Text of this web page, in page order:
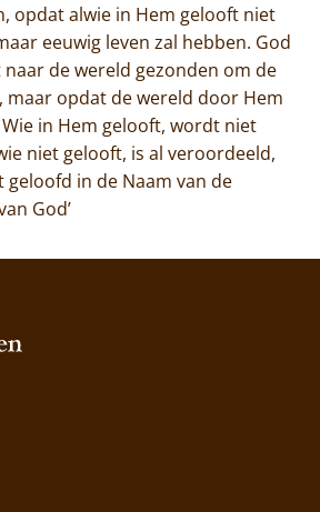
opdat alwie in Hem gelooft niet
eeuwig leven zal hebben. God
de wereld gezonden om de
opdat de wereld door Hem
in Hem gelooft, wordt niet
niet gelooft, is al veroordeeld,
in de Naam van de
God’